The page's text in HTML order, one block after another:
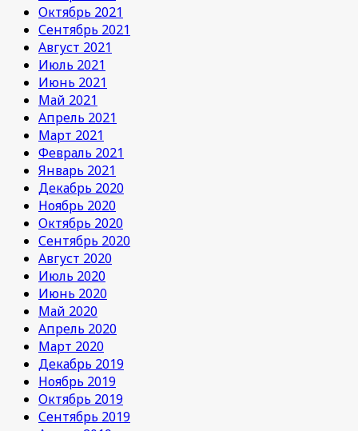
Октябрь 2021
Сентябрь 2021
Август 2021
Июль 2021
Июнь 2021
Май 2021
Апрель 2021
Март 2021
Февраль 2021
Январь 2021
Декабрь 2020
Ноябрь 2020
Октябрь 2020
Сентябрь 2020
Август 2020
Июль 2020
Июнь 2020
Май 2020
Апрель 2020
Март 2020
Декабрь 2019
Ноябрь 2019
Октябрь 2019
Сентябрь 2019